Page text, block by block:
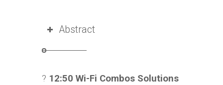
Abstract
? 12:50 Wi-Fi Combos Solutions